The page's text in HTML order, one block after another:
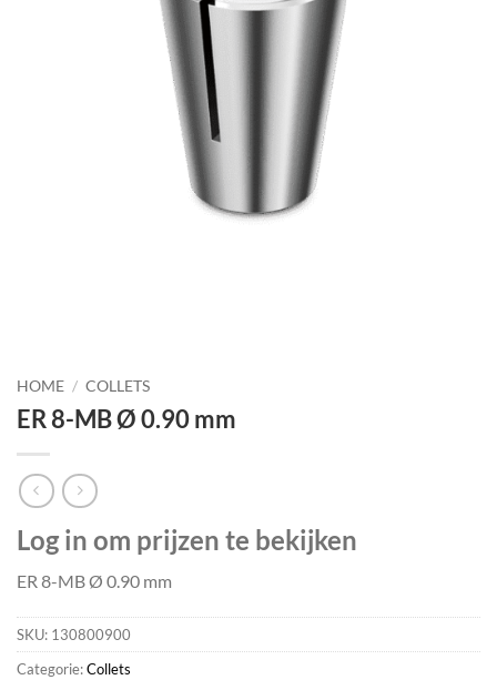
HOME / COLLETS
ER 8-MB Ø 0.90 mm
Log in om prijzen te bekijken
ER 8-MB Ø 0.90 mm
SKU: 130800900
Categorie:Collets